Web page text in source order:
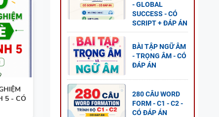
5 - CÓ
- GLOBAL
SUCCESS - CÓ
SCRIPT + ĐÁP ÁN
BÀI TẬP NGỮ ÂM
- TRỌNG ÂM - CÓ
ĐÁP ÁN
280 CÂU WORD
FORM - C1 - C2 -
CÓ ĐÁP ÁN